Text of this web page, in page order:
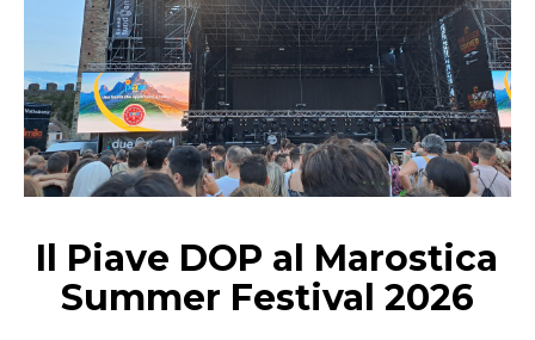
Il Piave DOP al Marostica
Summer Festival 2026